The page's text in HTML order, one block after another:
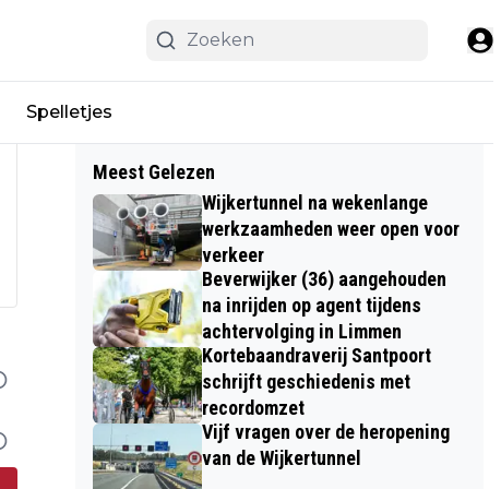
Spelletjes
Meest Gelezen
Wijkertunnel na wekenlange
werkzaamheden weer open voor
verkeer
Beverwijker (36) aangehouden
na inrijden op agent tijdens
achtervolging in Limmen
Kortebaandraverij Santpoort
schrijft geschiedenis met
recordomzet
Vijf vragen over de heropening
van de Wijkertunnel